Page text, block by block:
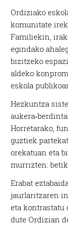
Ordiziako
komunitate
Familiekin,
egindako
bizitzeko
aldeko
eskola
Hezkuntza
Horretarako,
guztiek
orekatuan eta
murrizten:
Erabat
jaurlaritzaren
eta kontrastatu
dute Ordizian